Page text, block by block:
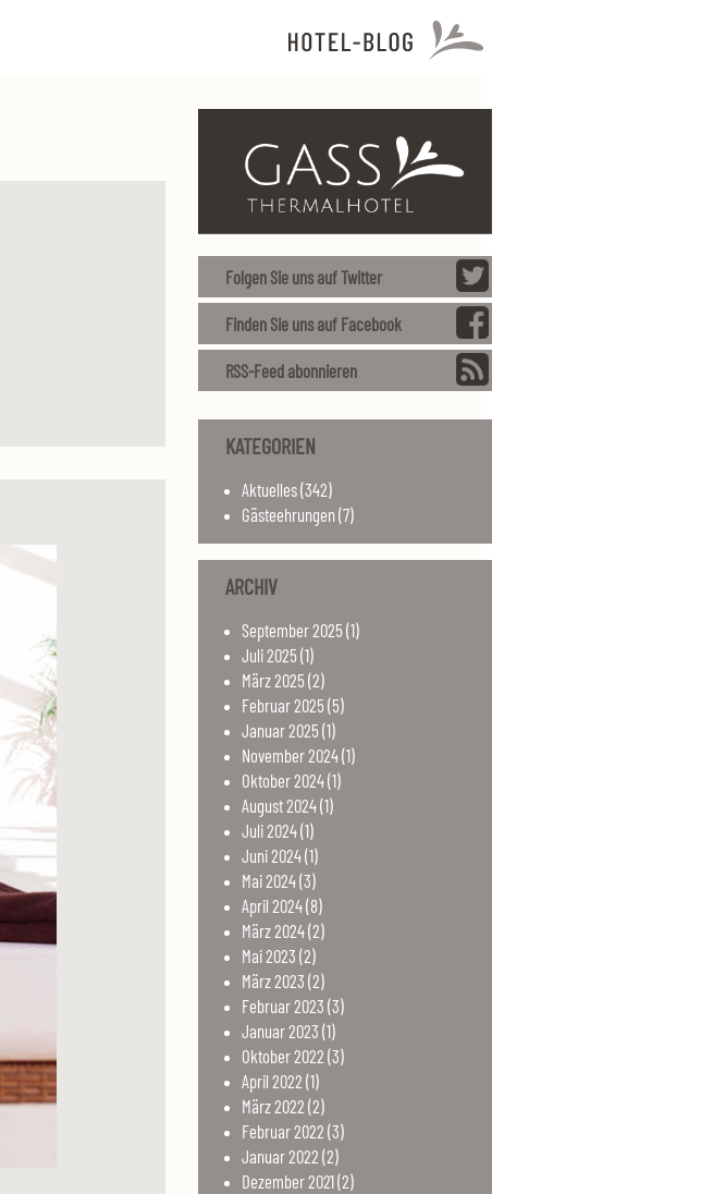
Folgen Sie uns auf Twitter
Finden Sie uns auf Facebook
RSS-Feed abonnieren
KATEGORIEN
Aktuelles(342)
Gästeehrungen (7)
ARCHIV
September2025(1)
Juli2025(1)
März2025(2)
Februar2025(5)
Januar2025(1)
November2024(1)
Oktober2024(1)
August2024(1)
Juli2024(1)
Juni2024(1)
Mai2024(3)
April 2024(8)
März2024(2)
Mai2023 (2)
März2023 (2)
Februar2023 (3)
Januar2023 (1)
Oktober2022 (3)
April 2022 (1)
März2022 (2)
Februar2022 (3)
Januar2022 (2)
Dezember2021(2)